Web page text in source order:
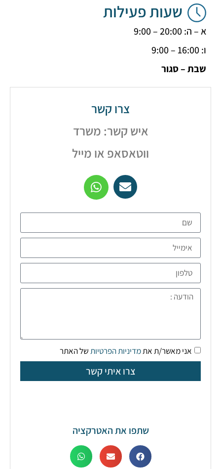
שעות פעילות
– סגור
צרו קשר
איש קשר: משרד
ווטאסאפ או מייל
אני מאשר/ת אתמדיניות הפרטיותשל האתר
צרו איתי קשר
שתפו את האטרקציה